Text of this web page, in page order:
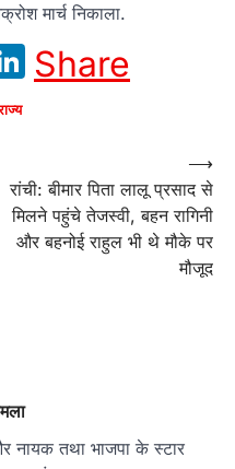
मार्च निकाला.
LinkedIn
Share
रांची: बीमार पिता लालू प्रसाद से
मिलने पहुंचे तेजस्वी, बहन रागिनी
और बहनोई राहुल भी थे मौके पर
मौजूद
⟶
नायक तथा भाजपा के स्टार